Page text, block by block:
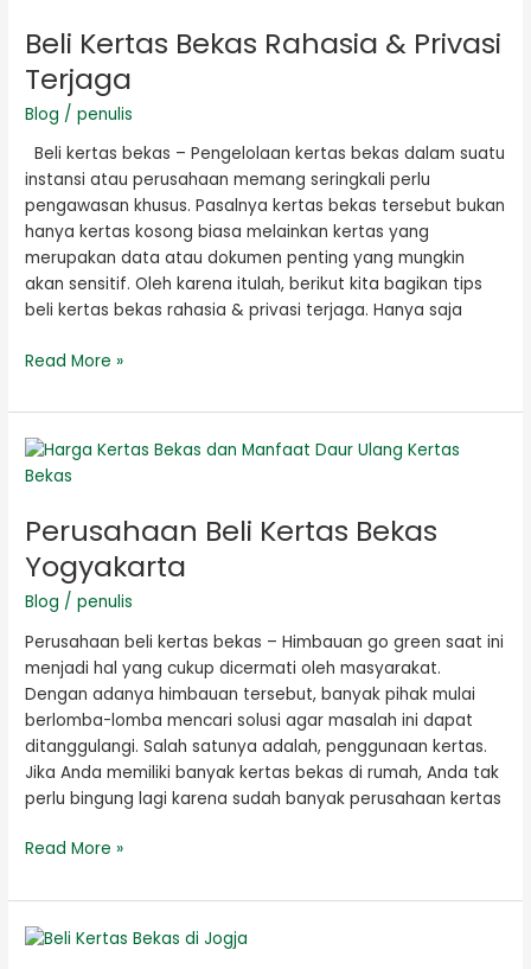
Beli Kertas Bekas Rahasia & Privasi
Terjaga
Blog /penulis
Beli kertas bekas – Pengelolaan kertas bekas dalam suatu
instansi atau perusahaan memang seringkali perlu
pengawasan khusus. Pasalnya kertas bekas tersebut bukan
hanya kertas kosong biasa melainkan kertas yang
merupakan data atau dokumen penting yang mungkin
akan sensitif. Oleh karena itulah, berikut kita bagikan tips
beli kertas bekas rahasia & privasi terjaga. Hanya saja
Bekas
Rahasia
&
Privasi
Terjaga
Read More »
Perusahaan Beli Kertas Bekas
Yogyakarta
Blog /penulis
Perusahaan beli kertas bekas – Himbauan go green saat ini
menjadi hal yang cukup dicermati oleh masyarakat.
Dengan adanya himbauan tersebut, banyak pihak mulai
berlomba-lomba mencari solusi agar masalah ini dapat
ditanggulangi. Salah satunya adalah, penggunaan kertas.
Jika Anda memiliki banyak kertas bekas di rumah, Anda tak
perlu bingung lagi karena sudah banyak perusahaan kertas
Perusahaan
Beli
Bekas
Yogyakarta
Read More »
Beli